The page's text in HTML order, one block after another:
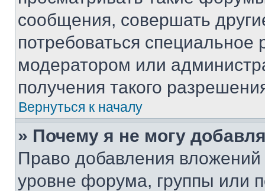
сообщения, совершать
потребоваться
модератором или
получения такого
Вернуться к началу
» Почему я не могу
Право добавления
уровне форума, группы или